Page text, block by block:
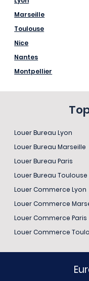
Marseille
Toulouse
Nice
Nantes
Montpellier
Louer Bureau Lyon
Louer Bureau Marseille
Louer Bureau Paris
Louer Bureau Toulouse
Louer Commerce Lyon
Louer Commerce
Louer Commerce Paris
Louer Commerce